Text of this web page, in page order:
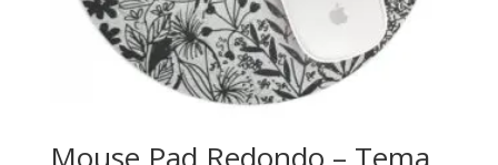
Mouse Pad Redondo – Tema